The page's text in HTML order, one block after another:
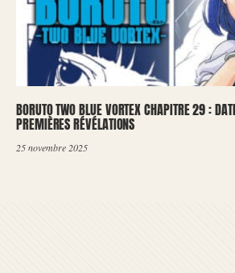
BORUTO TWO BLUE VORTEX CHAPITRE 29 :
PREMIÈRES RÉVÉLATIONS
25 novembre 2025